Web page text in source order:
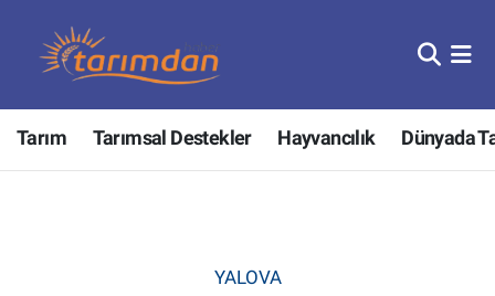
Tarım Tarımsal Destekler Hayvancılık Dünyada
YALOVA
Tarım
Hayvancılık
Nöbetçi Eczaneler
Hava Durumu